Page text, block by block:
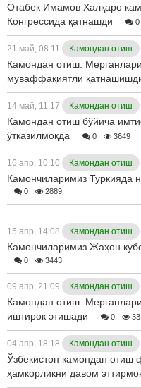
Отабек Имамов Халқаро
Конгрессида қатнашди
0
21 май, 08:11 Камондан отиш
Камондан отиш.
муваффақиятли
14 май, 11:17 Камондан отиш
Камондан отиш бўйича
ўтказилмоқда
0 3649
16 апр, 10:10 Камондан отиш
Камончиларимиз Туркияда
0 2889
15 апр, 14:08 Камондан отиш
Камончиларимиз Жаҳон
0 3443
09 апр, 21:09 Камондан отиш
Камондан отиш.
иштирок этишади
0
04 апр, 18:18 Камондан отиш
Ўзбекистон камондан отиш
ҳамкорликни давом